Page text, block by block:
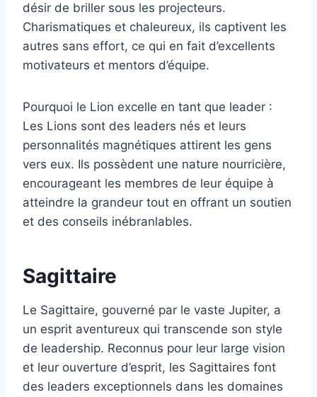
désir de briller sous les projecteurs.
Charismatiques et chaleureux, ils captivent les
autres sans effort, ce qui en fait d’excellents
motivateurs et mentors d’équipe.
Pourquoi le Lion excelle en tant que leader :
Les Lions sont des leaders nés et leurs
personnalités magnétiques attirent les gens
vers eux. Ils possèdent une nature nourricière,
encourageant les membres de leur équipe à
atteindre la grandeur tout en offrant un soutien
et des conseils inébranlables.
Sagittaire
Le Sagittaire, gouverné par le vaste Jupiter, a
un esprit aventureux qui transcende son style
de leadership. Reconnus pour leur large vision
et leur ouverture d’esprit, les Sagittaires font
des leaders exceptionnels dans les domaines